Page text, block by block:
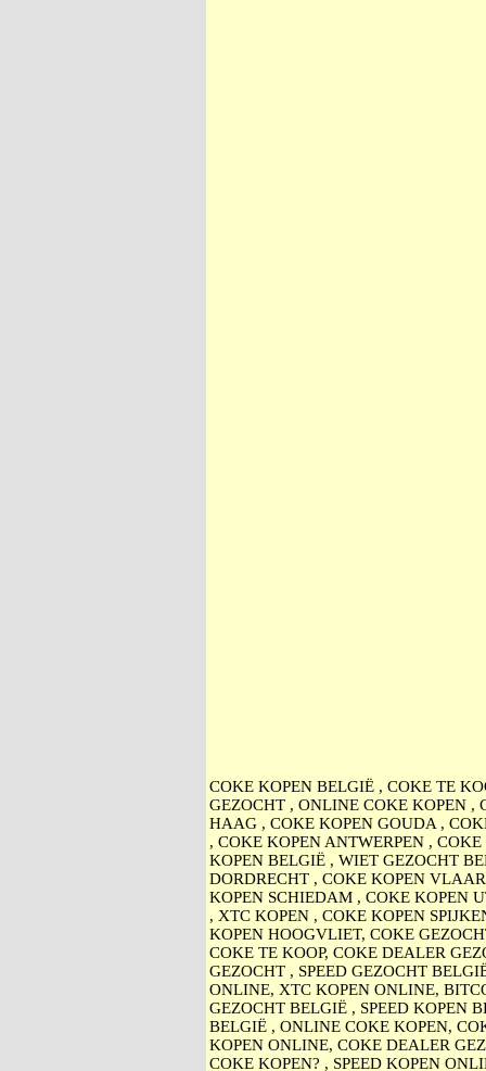
COKE KOPEN BELGIË , COKE TE
GEZOCHT , ONLINE COKE KOPEN ,
HAAG , COKE KOPEN GOUDA ,
, COKE KOPEN ANTWERPEN ,
KOPEN BELGIË , WIET GEZOCHT
DORDRECHT , COKE KOPEN
KOPEN SCHIEDAM , COKE KOPEN
, XTC KOPEN , COKE KOPEN
KOPEN HOOGVLIET, COKE
COKE TE KOOP, COKE DEALER
GEZOCHT , SPEED GEZOCHT
ONLINE, XTC KOPEN ONLINE,
GEZOCHT BELGIË , SPEED KOPEN
BELGIË , ONLINE COKE KOPEN,
KOPEN ONLINE, COKE DEALER
COKE KOPEN? , SPEED KOPEN